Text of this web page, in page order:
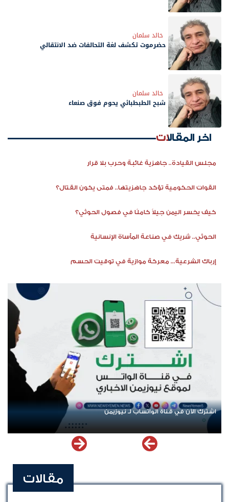
خالد سلمان
حضرموت تكشف لغة التحالفات ضد الانتقالي
خالد سلمان
شبح الطبطبائي يحوم فوق صنعاء
اخر المقالات
مجلس القيادة.. جاهزية غائبة وحرب بلا قرار
القوات الحكومية تؤكد جاهزيتها.. فمتى يكون القتال؟
كيف يخسر اليمن جيلاً كاملًا في فصول الحوثي؟
الحوثي.. شريك في صناعة المأساة الإنسانية
إرباك الشرعية... معركة موازية في توقيت الحسم
اشترك الآن في قناة الواتساب لـ نيوزيمن
مقالات